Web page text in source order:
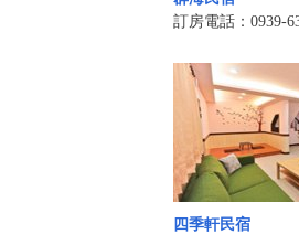
訂房電話：0939-
四季軒民宿